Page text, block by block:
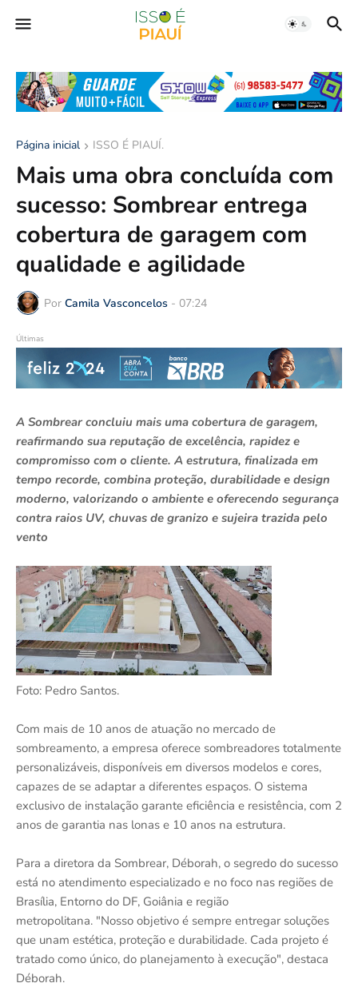
Página inicial ISSO É PIAUÍ.
Mais uma obra concluída com
sucesso: Sombrear entrega
cobertura de garagem com
qualidade e agilidade
Por Camila Vasconcelos - 07:24
Últimas
A Sombrear concluiu mais uma cobertura de garagem,
reafirmando sua reputação de excelência, rapidez e
compromisso com o cliente. A estrutura, finalizada em
tempo recorde, combina proteção, durabilidade e design
moderno, valorizando o ambiente e oferecendo segurança
contra raios UV, chuvas de granizo e sujeira trazida pelo
vento
Foto: Pedro Santos.
Com mais de 10 anos de atuação no mercado de
sombreamento, a empresa oferece sombreadores totalmente
personalizáveis, disponíveis em diversos modelos e cores,
capazes de se adaptar a diferentes espaços. O sistema
exclusivo de instalação garante eficiência e resistência, com 2
anos de garantia nas lonas e 10 anos na estrutura.
Para a diretora da Sombrear, Déborah, o segredo do sucesso
está no atendimento especializado e no foco nas regiões de
Brasília, Entorno do DF, Goiânia e região
metropolitana. "Nosso objetivo é sempre entregar soluções
que unam estética, proteção e durabilidade. Cada projeto é
tratado como único, do planejamento à execução", destaca
Déborah.